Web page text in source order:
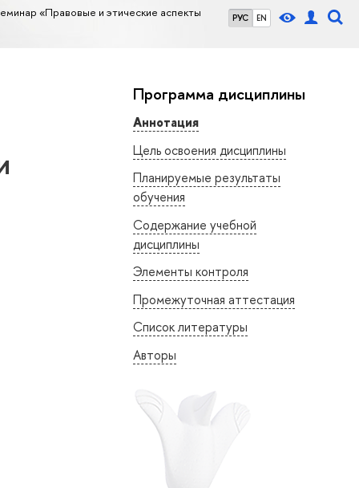
РУС EN
«Правовые и этические аспекты
Программа дисциплины
Аннотация
Цель освоения дисциплины
Планируемые результаты
обучения
Содержание учебной
дисциплины
Элементы контроля
Промежуточная аттестация
Список литературы
Авторы